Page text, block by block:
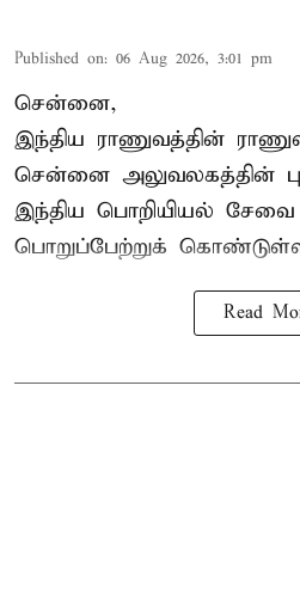
Published on: 06 Aug 2026, 3:01 pm
சென்னை,
இந்திய ராணுவத்தின்
சென்னை அலுவலகத்தின்
இந்திய பொறியியல் சேவை
பொறுப்பேற்றுக்
Read